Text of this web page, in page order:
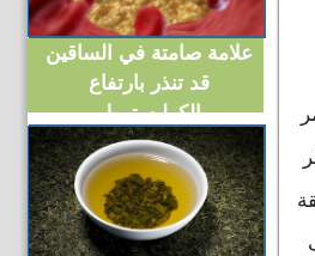
علامة صامتة في الساقين
قد تنذر بارتفاع
الكوليسترول